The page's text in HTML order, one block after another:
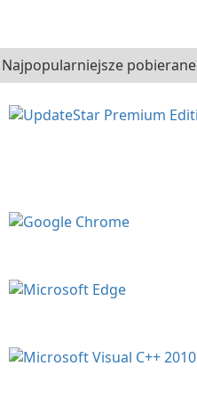
Najpopularniejsze pobierane